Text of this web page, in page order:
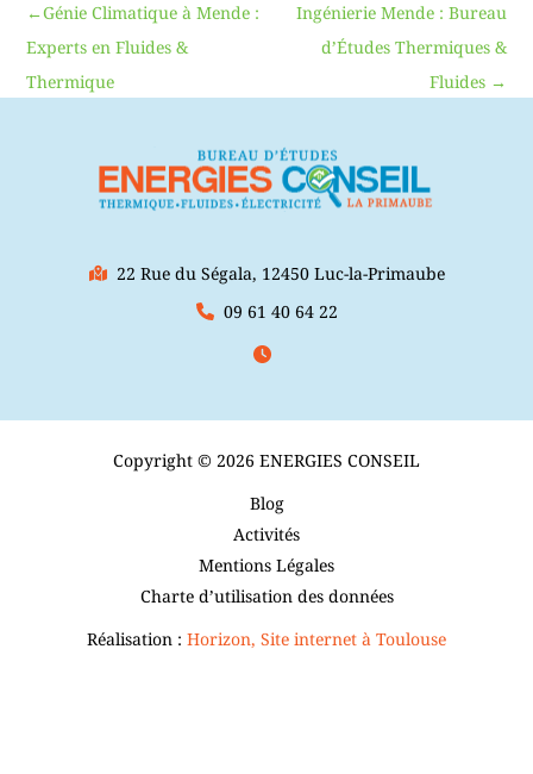
←Génie Climatique à Mende :
Experts en Fluides &
Thermique
Ingénierie Mende : Bureau
d’Études Thermiques &
Fluides →
22 Rue du Ségala, 12450 Luc-la-Primaube
09 61 40 64 22
Copyright © 2026 ENERGIES CONSEIL
Blog
Activités
Mentions Légales
Charte d’utilisation des données
Réalisation : Horizon, Site internet à Toulouse